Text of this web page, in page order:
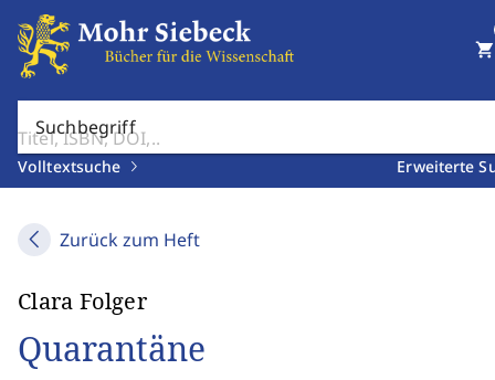
Suchbegriff
Volltextsuche Erweiterte
shopping_cart
Zurück zum Heft
Clara Folger
Quarantäne